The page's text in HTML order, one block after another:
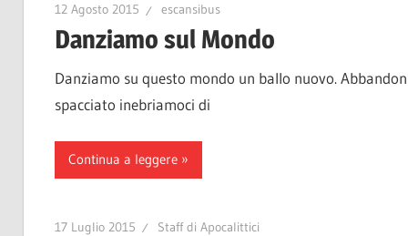
12 Agosto 2015 escansibus
Danziamo sul Mondo
Danziamo su questo mondo un ballo nuovo.
spacciato inebriamoci di
Continua a leggere
17 Luglio 2015 Staff di Apocalittici